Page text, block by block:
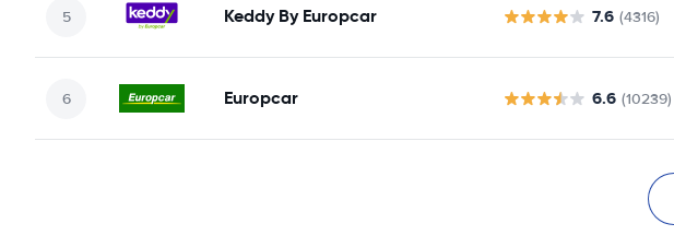
Keddy By Europcar 7.6 (4316)
Europcar 6.6 (10239)